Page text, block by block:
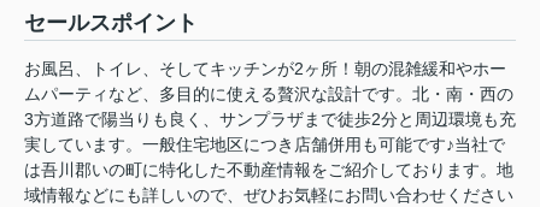
セールスポイント
お風呂、トイレ、そしてキッチンが2ヶ所！朝の混雑緩和やホー
ムパーティなど、多目的に使える贅沢な設計です。北・南・西の
3方道路で陽当りも良く、サンプラザまで徒歩2分と周辺環境も充
実しています。一般住宅地区につき店舗併用も可能です♪当社で
は吾川郡いの町に特化した不動産情報をご紹介しております。地
域情報などにも詳しいので、ぜひお気軽にお問い合わせください